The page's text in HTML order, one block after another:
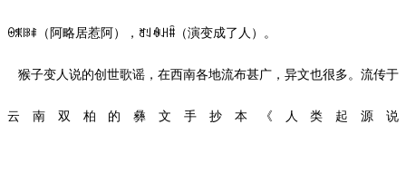
ꑙꐩꍀꑌ（阿略居惹阿），ꐛꆹꊿꃅꐙ（演变成了人）。
猴子变人说的创世歌谣，在西南各地流布甚广，异文也很多。流传于
云南双柏的彝文手抄本《 人类起源说